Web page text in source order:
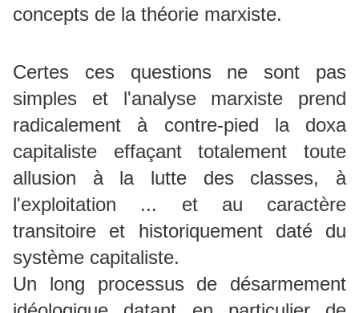
concepts de la théorie marxiste.
Certes ces questions ne sont pas
simples et l'analyse marxiste prend
radicalement à contre-pied la doxa
capitaliste effaçant totalement toute
allusion à la lutte des classes, à
l'exploitation ... et au caractère
transitoire et historiquement daté du
système capitaliste.
Un long processus de désarmement